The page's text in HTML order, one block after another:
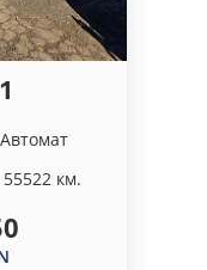
Автомат
55522 км.